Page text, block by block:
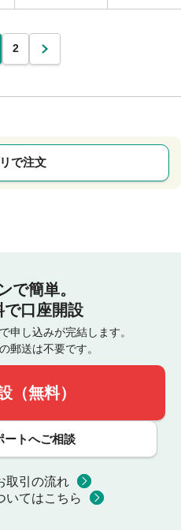
2
で注文
で簡単。
で口座開設
申し込みが完結します。
郵送は不要です。
（無料）
ートへご相談
取引の流れ
いてはこちら